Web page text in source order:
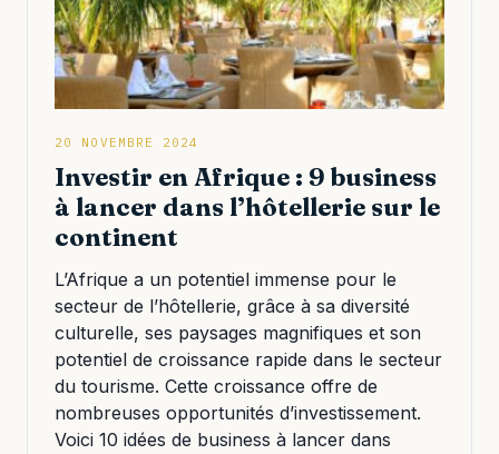
20 NOVEMBRE 2024
Investir en Afrique : 9 business
à lancer dans l’hôtellerie sur le
continent
L’Afrique a un potentiel immense pour le
secteur de l’hôtellerie, grâce à sa diversité
culturelle, ses paysages magnifiques et son
potentiel de croissance rapide dans le secteur
du tourisme. Cette croissance offre de
nombreuses opportunités d’investissement.
Voici 10 idées de business à lancer dans